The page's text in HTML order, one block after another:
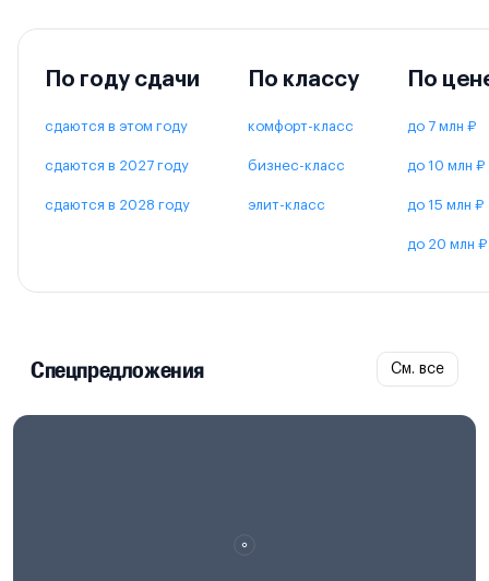
По году сдачи
сдаются в этом году
сдаются в 2027 году
сдаются в 2028 году
По классу
комфорт-класс
бизнес-класс
элит-класс
По
до 7 млн ₽
до 10 млн ₽
до 15 млн ₽
до 20 млн ₽
Спецпредложения См. все